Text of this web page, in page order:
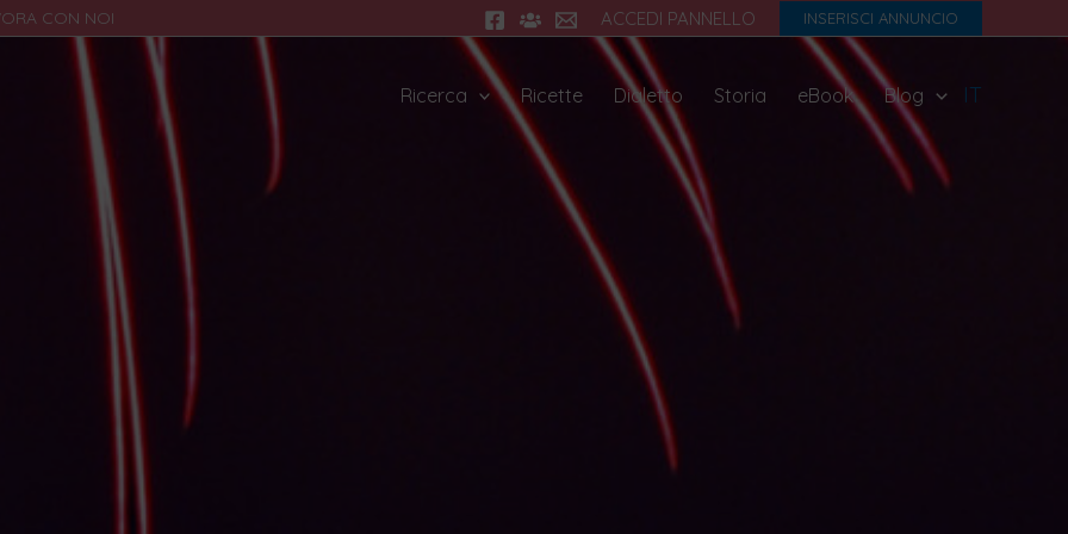
CON NOI ACCEDI PANNELLO INSERISCI ANNUNCIO
Ricerca Ricette Dialetto Storia eBook Blog IT